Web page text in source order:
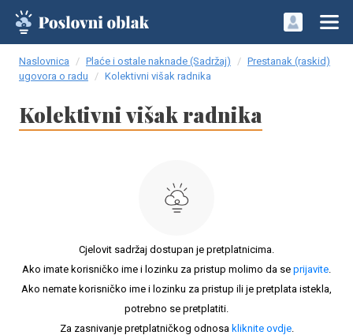
Naslovnica Plaće i ostale naknade (Sadržaj)
Prestanak (raskid)
ugovora o radu
Kolektivni višak radnika
Kolektivni višak radnika
Cjelovit sadržaj dostupan je pretplatnicima.
Ako imate korisničko ime i lozinku za pristup molimo da se prijavite.
Ako nemate korisničko ime i lozinku za pristup ili je pretplata istekla,
potrebno se pretplatiti.
Za zasnivanje pretplatničkog odnosa kliknite ovdje.